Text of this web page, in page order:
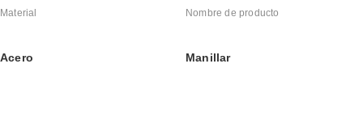
Material
Acero
Nombre de producto
Manillar